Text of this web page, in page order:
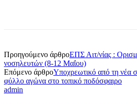
Προηγούμενο άρθροΕΠΣ Αιτ/νίας :
νοσηλευτών (8-12 Μαΐου)
Επόμενο άρθροΥποχρεωτικό από τη νέα
φύλλο αγώνα στο τοπικό ποδόσφαιρο
admin